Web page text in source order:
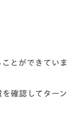
とができていま
確認してターン